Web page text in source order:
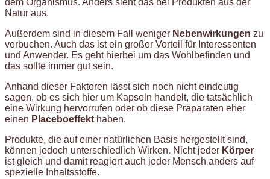
dem Organismus. Anders sieht das bei Produkten aus der
Natur aus.
Außerdem sind in diesem Fall weniger Nebenwirkungen zu
verbuchen. Auch das ist ein großer Vorteil für Interessenten
und Anwender. Es geht hierbei um das Wohlbefinden und
das sollte immer gut sein.
Anhand dieser Faktoren lässt sich noch nicht eindeutig
sagen, ob es sich hier um Kapseln handelt, die tatsächlich
eine Wirkung hervorrufen oder ob diese Präparaten eher
einen Placeboeffekt haben.
Produkte, die auf einer natürlichen Basis hergestellt sind,
können jedoch unterschiedlich Wirken. Nicht jeder Körper
ist gleich und damit reagiert auch jeder Mensch anders auf
spezielle Inhaltsstoffe.